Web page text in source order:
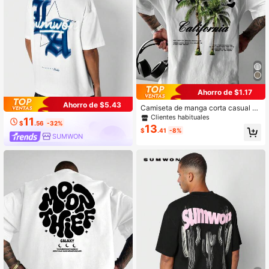
Ahorro de $5.43
$11 .56 -32%
SUMWON
Ahorro de $1.17
Camiseta de manga corta casual bl
anca con estampado de palmeras p
ara hombres Shwiy, camiseta gráfic
a con árbol de coco de California, a
Clientes habituales
$13.41 -8%